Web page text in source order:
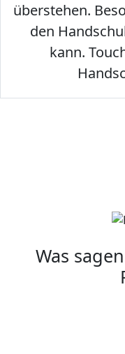
überstehen.
den
kann.
Was